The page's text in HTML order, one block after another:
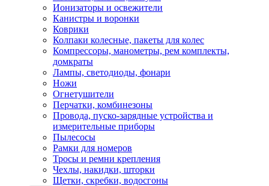
Ионизаторы и освежители
Канистры и воронки
Коврики
Колпаки колесные, пакеты для колес
Компрессоры, манометры, рем комплекты,
домкраты
Лампы, светодиоды, фонари
Ножи
Огнетушители
Перчатки, комбинезоны
Провода, пуско-зарядные устройства и
измерительные приборы
Пылесосы
Рамки для номеров
Тросы и ремни крепления
Чехлы, накидки, шторки
Щетки, скребки, водосгоны